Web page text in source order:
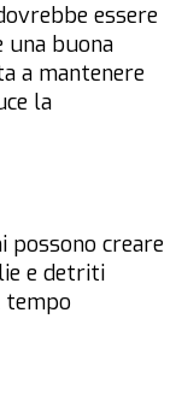
essere
una buona
a mantenere
la
possono creare
e detriti
tempo